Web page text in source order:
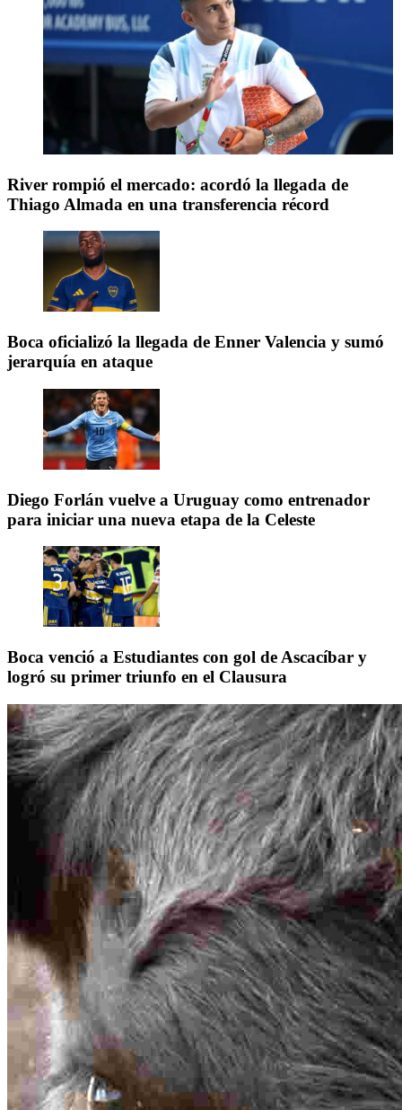
River rompió el mercado: acordó la llegada de
Thiago Almada en una transferencia récord
Boca oficializó la llegada de Enner Valencia y sumó
jerarquía en ataque
Diego Forlán vuelve a Uruguay como entrenador
para iniciar una nueva etapa de la Celeste
Boca venció a Estudiantes con gol de Ascacíbar y
logró su primer triunfo en el Clausura